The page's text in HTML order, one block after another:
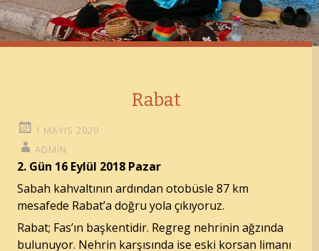
Rabat
1 MAYIS 2020
ADMIN
2. Gün 16 Eylül 2018 Pazar
Sabah kahvaltının ardından otobüsle 87 km
mesafede Rabat’a doğru yola çıkıyoruz.
Rabat; Fas’ın başkentidir. Regreg nehrinin ağzında
bulunuyor. Nehrin karşısında ise eski korsan limanı